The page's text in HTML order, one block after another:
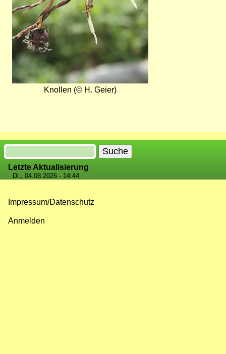
Knollen (© H. Geier)
Suche
Letzte Aktualisierung
Di., 04.08.2026 - 14:44
Impressum/Datenschutz
Anmelden